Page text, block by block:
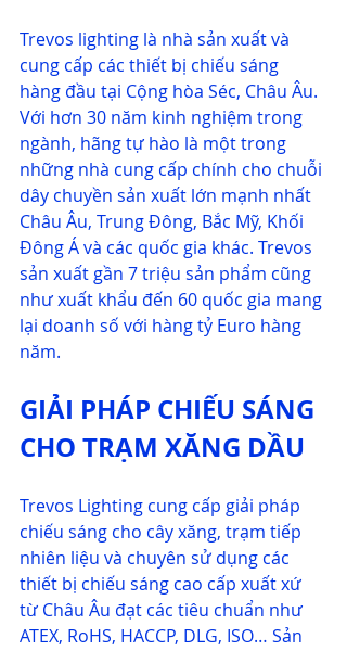
Trevos lighting là nhà sản xuất và
cung cấp các thiết bị chiếu sáng
hàng đầu tại Cộng hòa Séc, Châu Âu.
Với hơn 30 năm kinh nghiệm trong
ngành, hãng tự hào là một trong
những nhà cung cấp chính cho chuỗi
dây chuyền sản xuất lớn mạnh nhất
Châu Âu, Trung Đông, Bắc Mỹ, Khối
Đông Á và các quốc gia khác. Trevos
sản xuất gần 7 triệu sản phẩm cũng
như xuất khẩu đến 60 quốc gia mang
lại doanh số với hàng tỷ Euro hàng
năm.
GIẢI PHÁP CHIẾU SÁNG
CHO TRẠM XĂNG DẦU
Trevos Lighting cung cấp giải pháp
chiếu sáng cho cây xăng, trạm tiếp
nhiên liệu và chuyên sử dụng các
thiết bị chiếu sáng cao cấp xuất xứ
từ Châu Âu đạt các tiêu chuẩn như
ATEX, RoHS, HACCP, DLG, ISO… Sản